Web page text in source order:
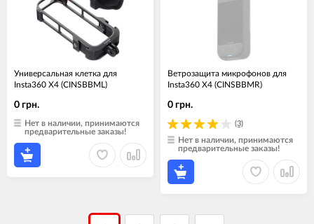
Универсальная клетка для
Insta360 X4 (CINSBBML)
0 грн.
Нет в наличии, принимаются
предварительные заказы!
Ветрозащита микрофонов для
Insta360 X4 (CINSBBMR)
(3)
0 грн.
Нет в наличии, принимаются
предварительные заказы!